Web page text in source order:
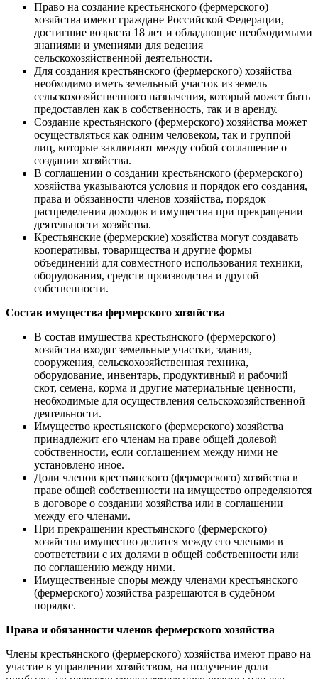
Право на создание крестьянского (фермерского)
хозяйства имеют граждане Российской Федерации,
достигшие возраста 18 лет и обладающие необходимыми
знаниями и умениями для ведения
сельскохозяйственной деятельности.
Для создания крестьянского (фермерского) хозяйства
необходимо иметь земельный участок из земель
сельскохозяйственного назначения, который может быть
предоставлен как в собственность, так и в аренду.
Создание крестьянского (фермерского) хозяйства может
осуществляться как одним человеком, так и группой
лиц, которые заключают между собой соглашение о
создании хозяйства.
В соглашении о создании крестьянского (фермерского)
хозяйства указываются условия и порядок его создания,
права и обязанности членов хозяйства, порядок
распределения доходов и имущества при прекращении
деятельности хозяйства.
Крестьянские (фермерские) хозяйства могут создавать
кооперативы, товарищества и другие формы
объединений для совместного использования техники,
оборудования, средств производства и другой
собственности.
Состав имущества фермерского хозяйства
В состав имущества крестьянского (фермерского)
хозяйства входят земельные участки, здания,
сооружения, сельскохозяйственная техника,
оборудование, инвентарь, продуктивный и рабочий
скот, семена, корма и другие материальные ценности,
необходимые для осуществления сельскохозяйственной
деятельности.
Имущество крестьянского (фермерского) хозяйства
принадлежит его членам на праве общей долевой
собственности, если соглашением между ними не
установлено иное.
Доли членов крестьянского (фермерского) хозяйства в
праве общей собственности на имущество определяются
в договоре о создании хозяйства или в соглашении
между его членами.
При прекращении крестьянского (фермерского)
хозяйства имущество делится между его членами в
соответствии с их долями в общей собственности или
по соглашению между ними.
Имущественные споры между членами крестьянского
(фермерского) хозяйства разрешаются в судебном
порядке.
Права и обязанности членов фермерского хозяйства
Члены крестьянского (фермерского) хозяйства имеют право на
участие в управлении хозяйством, на получение доли